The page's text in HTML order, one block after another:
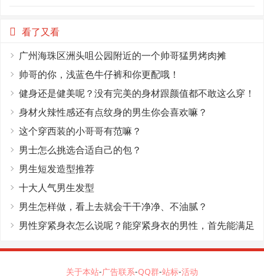
看了又看
广州海珠区洲头咀公园附近的一个帅哥猛男烤肉摊
帅哥的你，浅蓝色牛仔裤和你更配哦！
健身还是健美呢？没有完美的身材跟颜值都不敢这么穿！
身材火辣性感还有点纹身的男生你会喜欢嘛？
这个穿西装的小哥哥有范嘛？
男士怎么挑选合适自己的包？
男生短发造型推荐
十大人气男生发型
男生怎样做，看上去就会干干净净、不油腻？
男性穿紧身衣怎么说呢？能穿紧身衣的男性，首先能满足
关于本站-广告联系-QQ群-站标-活动